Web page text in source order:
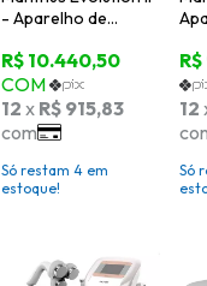
- Aparelho de
Correntes +
Aplicadores
(Corporal e Facial) -
KLD
Só restam 4em
estoque!
Só